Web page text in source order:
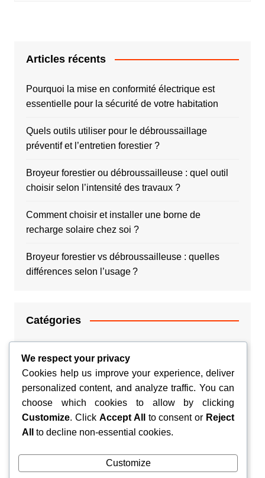
Articles récents
Pourquoi la mise en conformité électrique est
essentielle pour la sécurité de votre habitation
Quels outils utiliser pour le débroussaillage
préventif et l’entretien forestier ?
Broyeur forestier ou débroussailleuse : quel outil
choisir selon l’intensité des travaux ?
Comment choisir et installer une borne de
recharge solaire chez soi ?
Broyeur forestier vs débroussailleuse : quelles
différences selon l’usage ?
Catégories
Couple
Habitation
Santé
We respect your privacy
Cookies help us improve your experience, deliver
personalized content, and analyze traffic. You can
choose which cookies to allow by clicking
Customize. Click Accept All to consent or Reject
All
to decline non-essential cookies.
Customize